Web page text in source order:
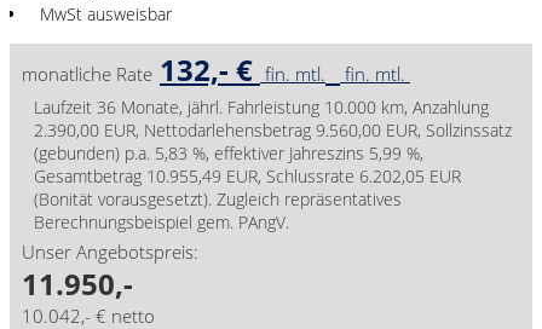
MwSt ausweisbar
monatliche Rate 132,- € fin. mtl. fin. mtl.
Laufzeit 36 Monate, jährl. Fahrleistung 10.000 km, Anzahlung
2.390,00 EUR, Nettodarlehensbetrag 9.560,00 EUR, Sollzinssatz
(gebunden) p.a. 5,83 %, effektiver Jahreszins 5,99 %,
Gesamtbetrag 10.955,49 EUR, Schlussrate 6.202,05 EUR
(Bonität vorausgesetzt). Zugleich repräsentatives
Berechnungsbeispiel gem. PAngV.
Unser Angebotspreis:
11.950,-
10.042,- € netto